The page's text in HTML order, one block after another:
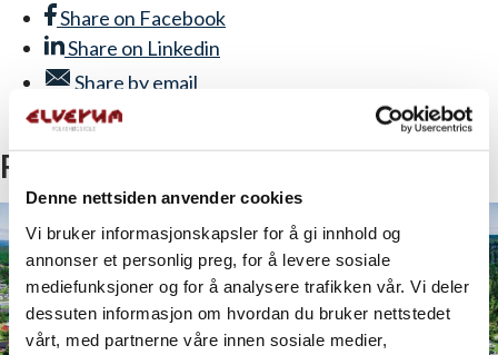
Denne nettsiden anvender cookies
Vi bruker informasjonskapsler for å gi innhold og
annonser et personlig preg, for å levere sosiale
mediefunksjoner og for å analysere trafikken vår. Vi deler
dessuten informasjon om hvordan du bruker nettstedet
vårt, med partnerne våre innen sosiale medier,
Share on Facebook
Share on Linkedin
Share byemail
Copy link
Relatert